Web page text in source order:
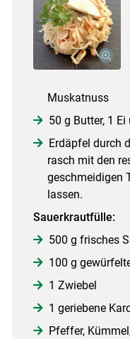
Muskatnuss
50 g Butter, 1
Erdäpfel durch
rasch mit den
geschmeidigen
lassen.
Sauerkrautfülle:
500 g frisches
100 g
1 Zwiebel
1 geriebene
Pfeffer,